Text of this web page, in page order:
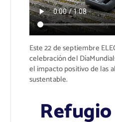
Este 22 de septiembre
celebración del
el impacto positivo de las
sustentable.